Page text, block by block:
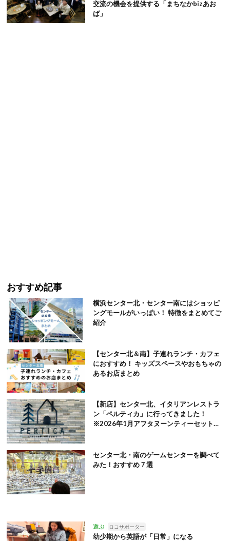
交流の機会を提供する「まちなかbizあお
ば」
おすすめ記事
横浜センター北・センター南にはショッピ
ングモールがいっぱい！ 特徴をまとめてご
紹介
【センター北＆南】子連れランチ・カフェ
におすすめ！ キッズスペースやおもちゃの
あるお店まとめ
【新店】センター北、イタリアンレストラ
ン「ペルティカ」に行ってきました！
※2026年1月アフタヌーンティーセット追
センター北・南のゲームセンターを調べて
みた！おすすめ７選
遊ぶ ロコサポーター
幼少期から英語が「日常」になる